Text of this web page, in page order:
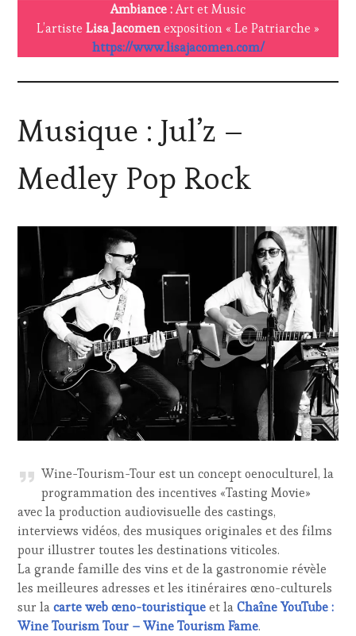
Ambiance :Art et Music
L’artiste Lisa Jacomenexposition « Le Patriarche »
https://www.lisajacomen.com/
Musique : Jul’z –
Medley Pop Rock
Wine-Tourism-Tour est un concept oenoculturel, la
programmation des incentives «Tasting Movie»
avec la production audiovisuelle des castings,
interviews vidéos, des musiques originales et des films
pour illustrer toutes les destinations viticoles.
La grande famille des vins et de la gastronomie révèle
les meilleures adresses et les itinéraires œno-culturels
sur lacarte web œno-touristiqueet laChaîne YouTube :
Wine Tourism Tour – Wine Tourism Fame.